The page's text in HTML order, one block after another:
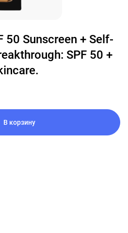
SPF 50 +
В корзину